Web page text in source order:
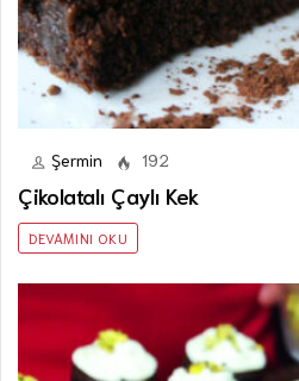
Şermin 192
Çikolatalı Çaylı Kek
DEVAMINI OKU